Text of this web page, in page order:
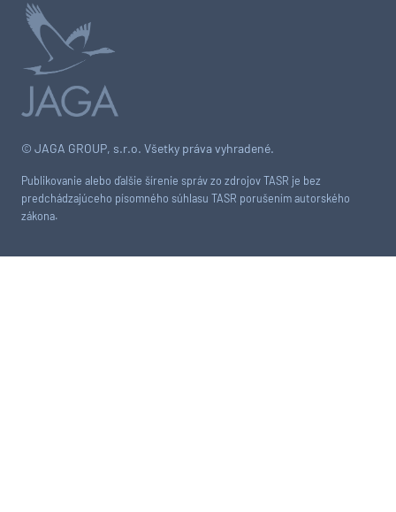
© JAGA GROUP, s.r.o. Všetky práva vyhradené.
Publikovanie alebo ďalšie šírenie správ zo zdrojov TASR je bez
predchádzajúceho písomného súhlasu TASR porušením autorského
zákona.